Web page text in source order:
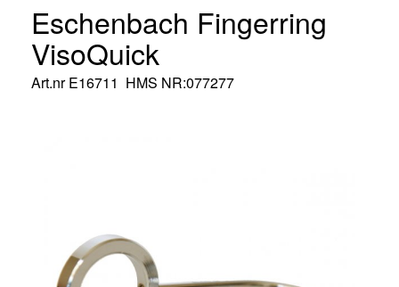
Eschenbach Fingerring
VisoQuick
Art.nrE16711 HMS NR:077277